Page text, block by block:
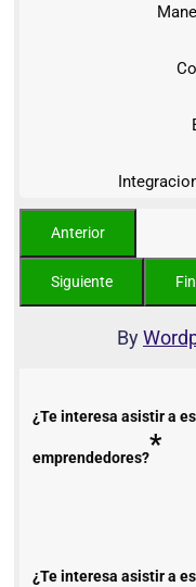
By
¿Te interesa asistir a
emprendedores?*
¿Te interesa asistir a